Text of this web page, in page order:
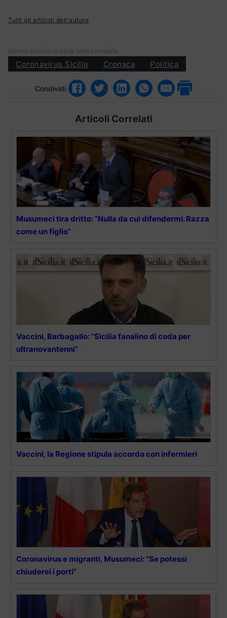
Tutti gli articoli dell'autore
Questo articolo fa parte delle categorie:
Coronavirus Sicilia Cronaca Politica
Condividi
Articoli Correlati
Musumeci tira dritto: “Nulla da cui difendermi. Razza
come un figlio”
Vaccini, Barbagallo: “Sicilia fanalino di coda per
ultranovantenni”
Vaccini, la Regione stipula accordo con infermieri
Coronavirus e migranti, Musumeci: “Se potessi
chiuderei i porti”